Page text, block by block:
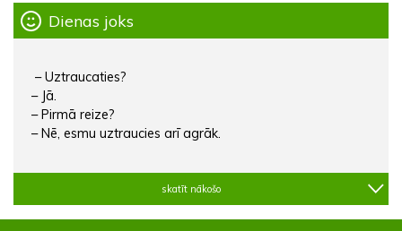
Dienas joks
– Uztraucaties?
– Jā.
– Pirmā reize?
– Nē, esmu uztraucies arī agrāk.
skatīt nākošo